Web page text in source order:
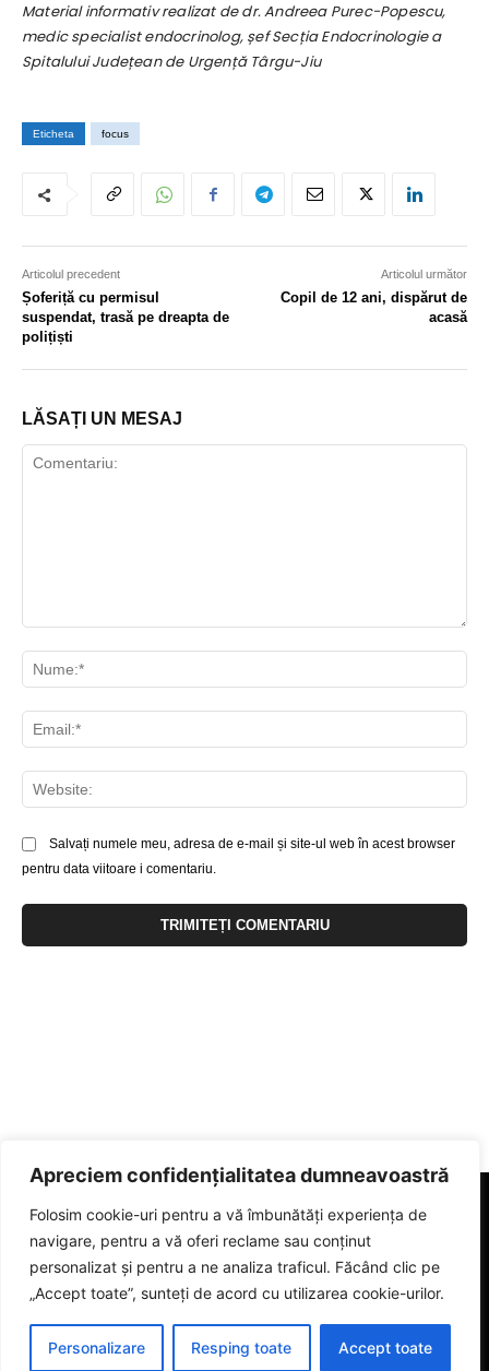
Apreciem confidențialitatea dumneavoastră
Folosim cookie-uri pentru a vă îmbunătăți experiența de
navigare, pentru a vă oferi reclame sau conținut
personalizat și pentru a ne analiza traficul. Făcând clic pe
„Accept toate”, sunteți de acord cu utilizarea cookie-urilor.
Personalizare Resping toate Accept toate
Material informativ realizat de dr. Andreea Purec-Popescu,
medic specialist endocrinolog, șef Secția Endocrinologie a
Spitalului Județean de Urgență Târgu-Jiu
Eticheta focus
Articolul precedent
Șoferiță cu permisul
suspendat, trasă pe dreapta de
polițiști
Articolul următor
Copil de 12 ani, dispărut de
acasă
LĂSAȚI UN MESAJ
Salvați numele meu, adresa de e-mail și site-ul web în acest browser
pentru data viitoare i comentariu.
© 2023 eGorj.ro. Toate drepturile sunt rezervate.